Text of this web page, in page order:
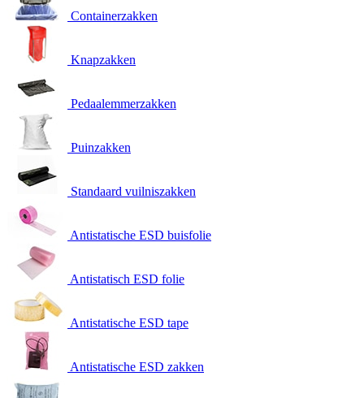
Containerzakken
Knapzakken
Pedaalemmerzakken
Puinzakken
Standaard vuilniszakken
Antistatische ESD buisfolie
Antistatisch ESD folie
Antistatische ESD tape
Antistatische ESD zakken